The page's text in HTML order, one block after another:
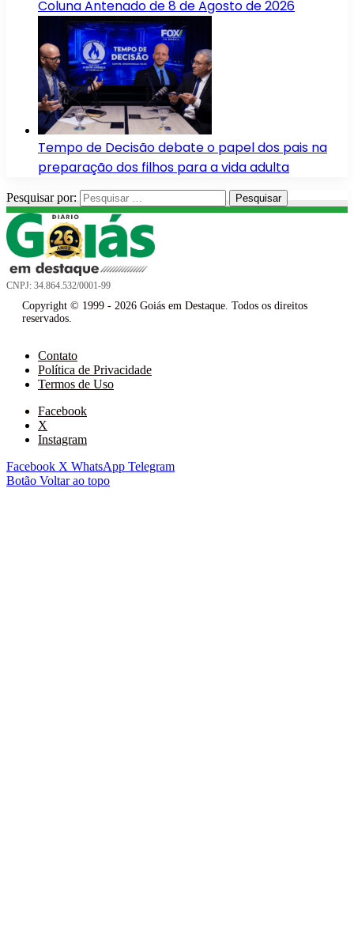
Coluna Antenado de 8 de Agosto de 2026
Tempo de Decisão debate o papel dos pais na
preparação dos filhos para a vida adulta
Pesquisar por:
CNPJ: 34.864.532/0001-99
Copyright © 1999 - 2026 Goiás em Destaque. Todos os direitos
reservados.
Contato
Política de Privacidade
Termos de Uso
Facebook
X
Instagram
Facebook X WhatsApp Telegram
Botão Voltar ao topo